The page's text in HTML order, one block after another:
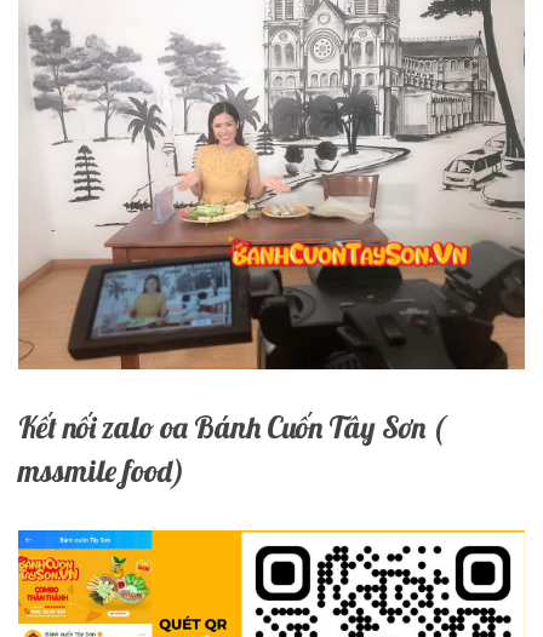
Kết nối zalo oa Bánh Cuốn Tây Sơn (
mssmile food)